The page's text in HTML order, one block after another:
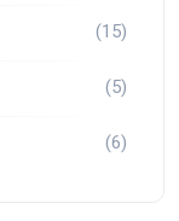
(15)
(5)
(6)